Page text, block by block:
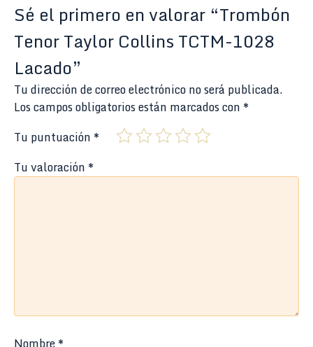
Sé el primero en valorar “Trombón
Tenor Taylor Collins TCTM-1028
Lacado”
Tu dirección de correo electrónico no será publicada.
Los campos obligatorios están marcados con *
Tu puntuación *
Tu valoración *